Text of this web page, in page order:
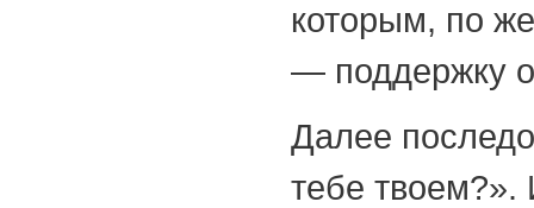
которым, по
— поддержку
Далее
тебе твоем?».